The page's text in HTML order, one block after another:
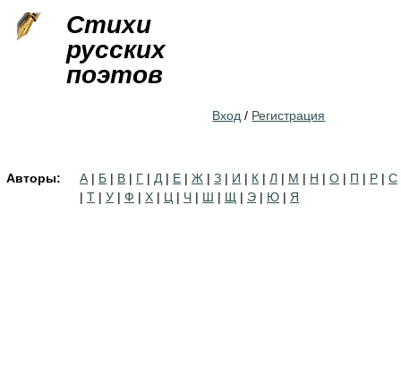
Стихи
русских
поэтов
Вход / Регистрация
Авторы: А | Б | В | Г | Д | Е | Ж | З | И | К | Л | М | Н | О | П | Р | С
| Т | У | Ф | Х | Ц | Ч | Ш | Щ | Э | Ю | Я